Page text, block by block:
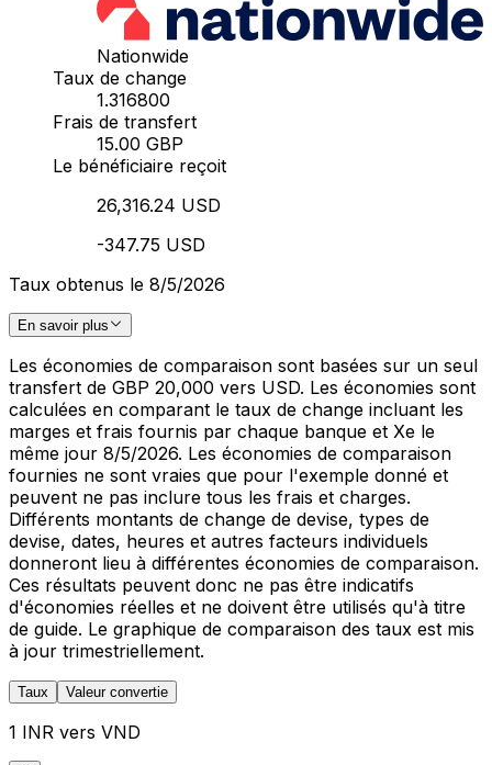
Nationwide
Taux de change
1.316800
Frais de transfert
15.00 GBP
Le bénéficiaire reçoit
26,316.24 USD
-347.75 USD
Taux obtenus le 8/5/2026
En savoir plus
Les économies de comparaison sont basées sur un seul
transfert de GBP 20,000 vers USD. Les économies sont
calculées en comparant le taux de change incluant les
marges et frais fournis par chaque banque et Xe le
même jour 8/5/2026. Les économies de comparaison
fournies ne sont vraies que pour l'exemple donné et
peuvent ne pas inclure tous les frais et charges.
Différents montants de change de devise, types de
devise, dates, heures et autres facteurs individuels
donneront lieu à différentes économies de comparaison.
Ces résultats peuvent donc ne pas être indicatifs
d'économies réelles et ne doivent être utilisés qu'à titre
de guide. Le graphique de comparaison des taux est mis
à jour trimestriellement.
Taux Valeur convertie
1 INR vers VND